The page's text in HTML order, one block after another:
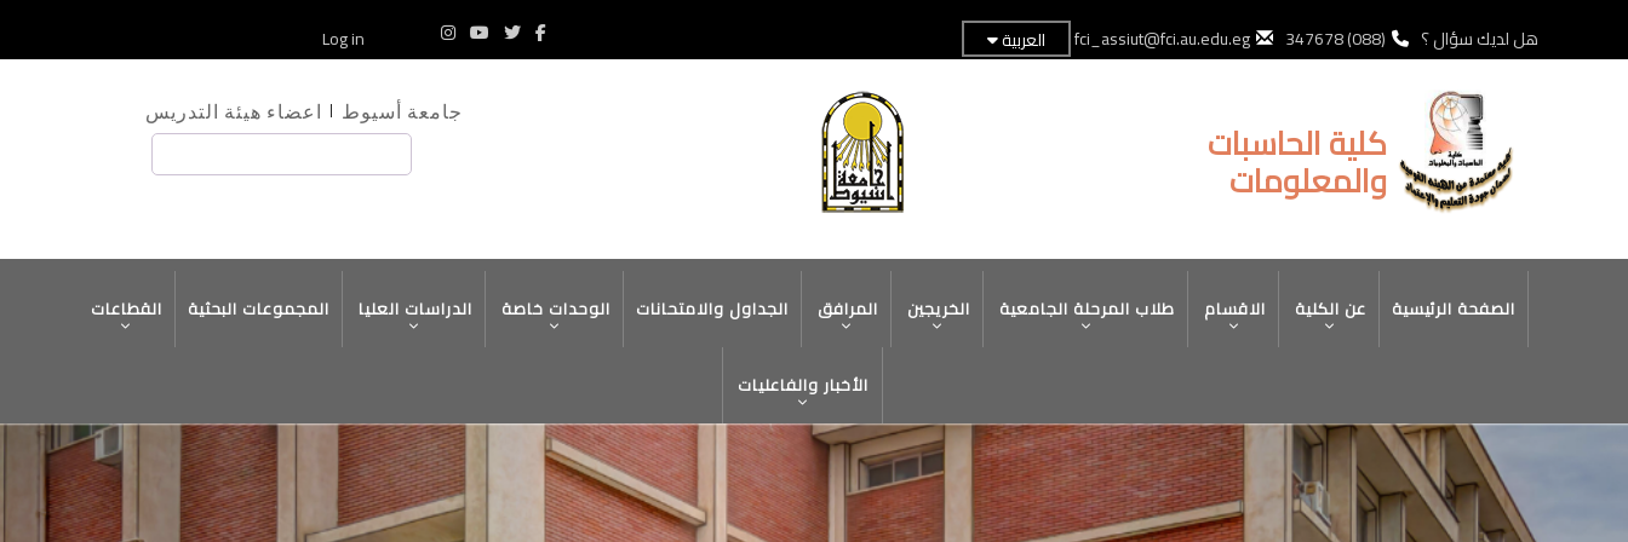
المحتوى
هل لديك سؤال ؟ (088) 347678
fci_assiut@fci.au.edu.eg العربية Log in
كلية الحاسبات
والمعلومات
جامعة أسيوط اعضاء هيئة التدريس
بحث
NAVIGATION
الصفحة الرئيسية عن الكلية الاقسام طلاب المرحلة الجامعية الخريجين المرافق الجداول والامتحانات الوحدات خاصة الدراسات العليا المجموعات البحثية القطاعات
الأخبار والفاعليات